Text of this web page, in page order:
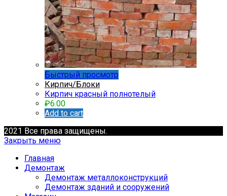
Быстрый просмотр
Кирпич/Блоки
Кирпич красный полнотелый
₽6.00
Add to cart
2021 Все права защищены.
Закрыть меню
Главная
Демонтаж
Демонтаж металлоконструкций
Демонтаж зданий и сооружений